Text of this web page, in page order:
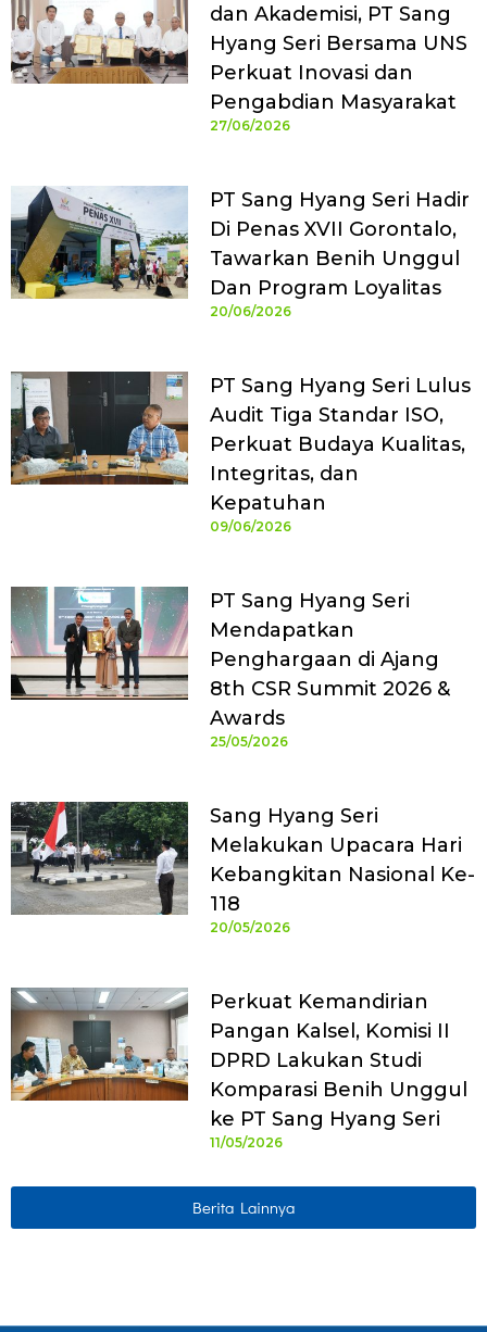
dan Akademisi, PT Sang
Hyang Seri Bersama UNS
Perkuat Inovasi dan
Pengabdian Masyarakat
27/06/2026
PT Sang Hyang Seri Hadir
Di Penas XVII Gorontalo,
Tawarkan Benih Unggul
Dan Program Loyalitas
20/06/2026
PT Sang Hyang Seri Lulus
Audit Tiga Standar ISO,
Perkuat Budaya Kualitas,
Integritas, dan
Kepatuhan
09/06/2026
PT Sang Hyang Seri
Mendapatkan
Penghargaan di Ajang
8th CSR Summit 2026 &
Awards
25/05/2026
Sang Hyang Seri
Melakukan Upacara Hari
Kebangkitan Nasional Ke-
118
20/05/2026
Perkuat Kemandirian
Pangan Kalsel, Komisi II
DPRD Lakukan Studi
Komparasi Benih Unggul
ke PT Sang Hyang Seri
11/05/2026
Berita Lainnya